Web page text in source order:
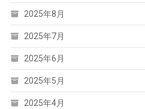
2025年8月
2025年7月
2025年6月
2025年5月
2025年4月